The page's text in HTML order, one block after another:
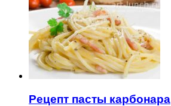
Рецепт пасты карбонара